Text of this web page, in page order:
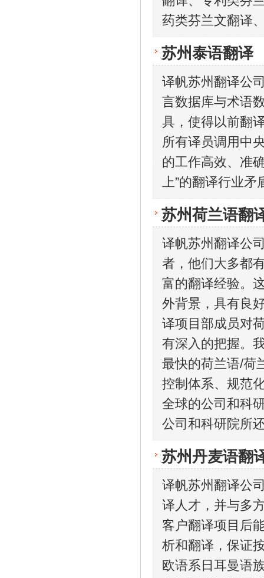
药类芬兰文翻译
苏州泰语翻译
译帆苏州翻译公
言数据库与术语
具，使得以前翻
所有译员调用中
的工作高效、准
上”的翻译行业矛
苏州荷兰语翻
译帆苏州翻译公
者，他们大多都
富的翻译经验。
外背景，具有良
译项目部成员对
有深入的把握。
最快的荷兰语/荷
控制体系、规范
全球的公司和科
公司和科研院所
苏州丹麦语翻
译帆苏州翻译公
译人才，并与多
客户翻译项目后
析和翻译，保证
欧语系日耳曼语